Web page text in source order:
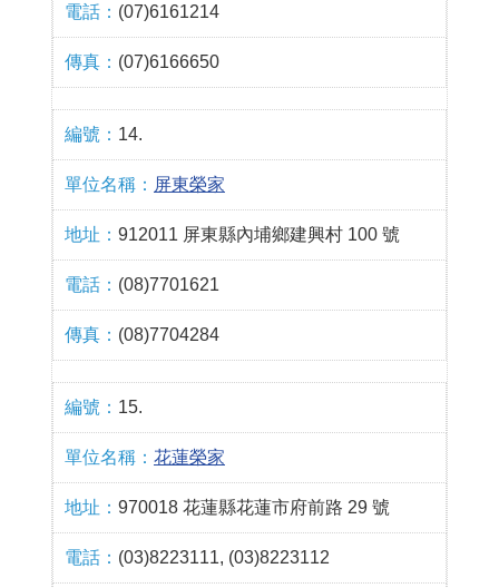
(07)6161214
(07)6166650
14.
屏東榮家
912011 屏東縣內埔鄉建興村 100 號
(08)7701621
(08)7704284
15.
花蓮榮家
970018 花蓮縣花蓮市府前路 29 號
(03)8223111, (03)8223112